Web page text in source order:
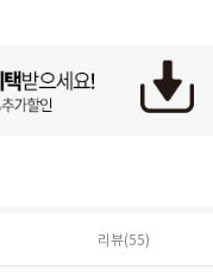
리뷰(55)